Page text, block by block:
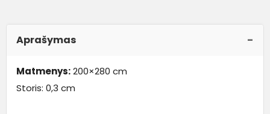
Aprašymas
Matmenys:200×280 cm
Storis: 0,3 cm